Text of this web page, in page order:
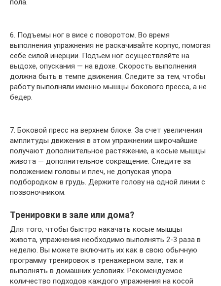
пола.
6. Подъемы ног в висе с поворотом. Во время
выполнения упражнения не раскачивайте корпус, помогая
себе силой инерции. Подъем ног осуществляйте на
выдохе, опускания — на вдохе. Скорость выполнения
должна быть в темпе движения. Следите за тем, чтобы
работу выполняли именно мышцы бокового пресса, а не
бедер.
7. Боковой пресс на верхнем блоке. За счет увеличения
амплитуды движения в этом упражнении широчайшие
получают дополнительное растяжение, а косые мышцы
живота — дополнительное сокращение. Следите за
положением головы и плеч, не допуская упора
подбородком в грудь. Держите голову на одной линии с
позвоночником.
Тренировки в зале или дома?
Для того, чтобы быстро накачать косые мышцы
живота, упражнения необходимо выполнять 2-3 раза в
неделю. Вы можете включить их как в свою обычную
программу тренировок в тренажерном зале, так и
выполнять в домашних условиях. Рекомендуемое
количество подходов каждого упражнения на косой